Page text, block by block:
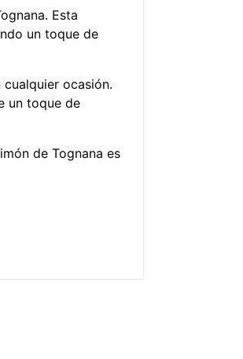
Esta
un toque de
ocasión.
un toque de
de Tognana es